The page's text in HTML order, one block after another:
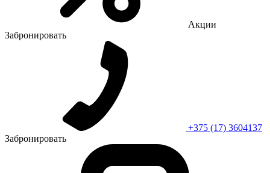
Акции
Забронировать
+375 (17) 3604137
Забронировать